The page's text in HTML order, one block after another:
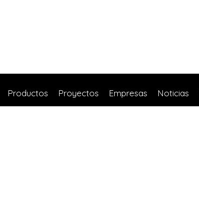
Productos Proyectos Empresas Noticias